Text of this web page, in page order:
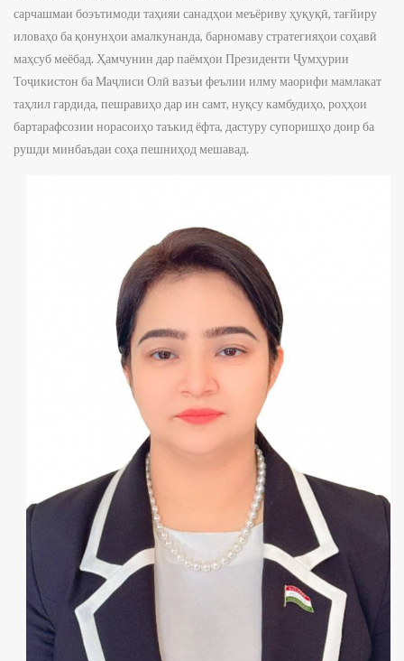
сарчашмаи боэътимоди таҳияи санадҳои меъёриву ҳуқуқӣ, тағйиру
иловаҳо ба қонунҳои амалкунанда, барномаву стратегияҳои соҳавӣ
маҳсуб меёбад. Ҳамчунин дар паёмҳои Президенти Ҷумҳурии
Тоҷикистон ба Маҷлиси Олӣ вазъи феълии илму маорифи мамлакат
таҳлил гардида, пешравиҳо дар ин самт, нуқсу камбудиҳо, роҳҳои
бартарафсозии норасоиҳо таъкид ёфта, дастуру супоришҳо доир ба
рушди минбаъдаи соҳа пешниҳод мешавад.